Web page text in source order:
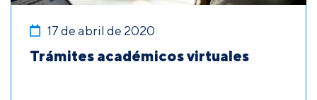
17 de abril de 2020
Trámites académicos virtuales